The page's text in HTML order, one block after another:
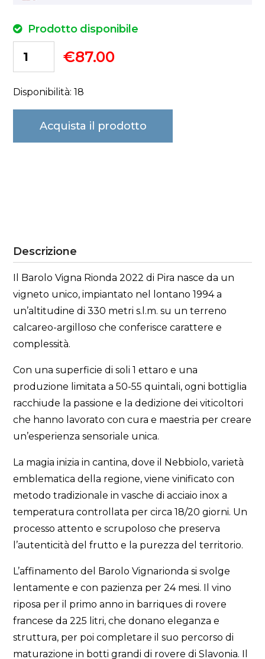
Prodotto disponibile
€87.00
Disponibilità: 18
Acquista il prodotto
Descrizione
Il Barolo Vigna Rionda 2022 di Pira nasce da un
vigneto unico, impiantato nel lontano 1994 a
un’altitudine di 330 metri s.l.m. su un terreno
calcareo-argilloso che conferisce carattere e
complessità.
Con una superficie di soli 1 ettaro e una
produzione limitata a 50-55 quintali, ogni bottiglia
racchiude la passione e la dedizione dei viticoltori
che hanno lavorato con cura e maestria per creare
un’esperienza sensoriale unica.
La magia inizia in cantina, dove il Nebbiolo, varietà
emblematica della regione, viene vinificato con
metodo tradizionale in vasche di acciaio inox a
temperatura controllata per circa 18/20 giorni. Un
processo attento e scrupoloso che preserva
l’autenticità del frutto e la purezza del territorio.
L’affinamento del Barolo Vignarionda si svolge
lentamente e con pazienza per 24 mesi. Il vino
riposa per il primo anno in barriques di rovere
francese da 225 litri, che donano eleganza e
struttura, per poi completare il suo percorso di
maturazione in botti grandi di rovere di Slavonia. Il